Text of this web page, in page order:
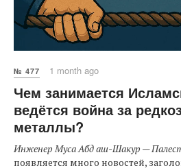
№ 477 1 month ago
Чем занимается
ведётся война за
металлы?
Инженер Муса Абд аш-Шакур —
появляется много новостей,